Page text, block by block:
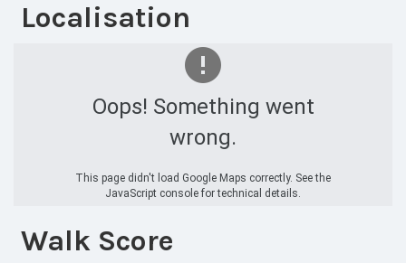
Localisation
Oops! Something went
wrong.
This page didn't load Google Maps correctly. See the
JavaScript console for technical details.
Walk Score